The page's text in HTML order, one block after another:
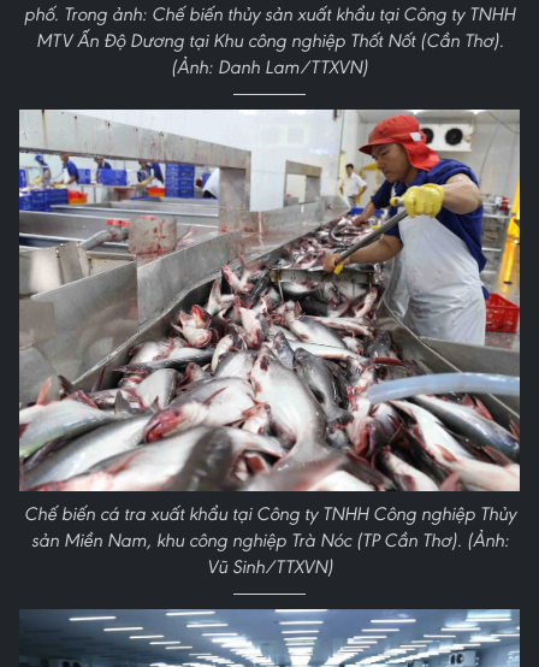
phố. Trong ảnh: Chế biến thủy sản xuất khẩu tại Công ty TNHH
MTV Ấn Độ Dương tại Khu công nghiệp Thốt Nốt (Cần Thơ).
(Ảnh: Danh Lam/TTXVN)
Chế biến cá tra xuất khẩu tại Công ty TNHH Công nghiệp Thủy
sản Miền Nam, khu công nghiệp Trà Nóc (TP Cần Thơ). (Ảnh:
Vũ Sinh/TTXVN)